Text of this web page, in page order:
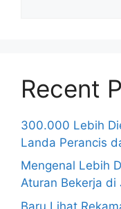
Recent
300.000 Lebih
Landa Perancis
Mengenal Lebih
Aturan Bekerja di
Baru Lihat